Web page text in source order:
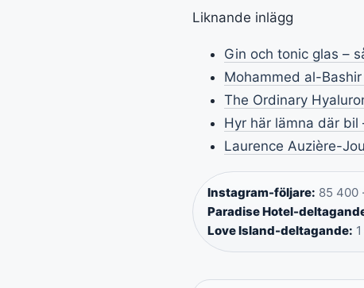
Liknande inlägg
Gin och tonic glas –
Mohammed al-
The Ordinary
Hyr här lämna där bil
Laurence Auzière-
Instagram-följare: 85 400 ·
Paradise Hotel-
Love Island-deltagande: